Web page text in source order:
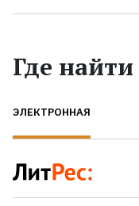
Где найти
ЭЛЕКТРОННАЯ